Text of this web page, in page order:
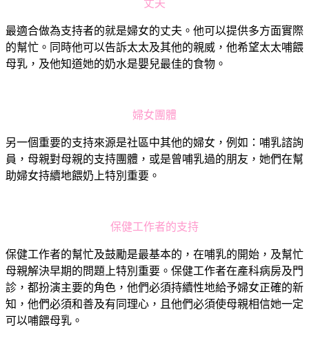
丈夫
最適合做為支持者的就是婦女的丈夫。他可以提供多方面實際
的幫忙。同時他可以告訴太太及其他的親威，他希望太太哺餵
母乳，及他知道她的奶水是嬰兒最佳的食物。
婦女團體
另一個重要的支持來源是社區中其他的婦女，例如：哺乳諮詢
員，母親對母親的支持團體，或是曾哺乳過的朋友，她們在幫
助婦女持續地餵奶上特別重要。
保健工作者的支持
保健工作者的幫忙及鼓勵是最基本的，在哺乳的開始，及幫忙
母親解決早期的問題上特別重要。保健工作者在產科病房及門
診，都扮演主要的角色，他們必須持續性地給予婦女正確的新
知，他們必須和善及有同理心，且他們必須使母親相信她一定
可以哺餵母乳。